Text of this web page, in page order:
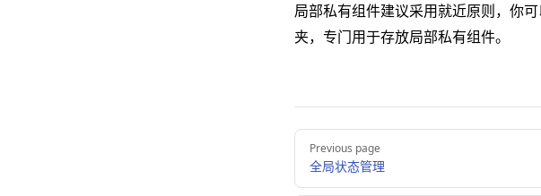
局部私有组件建议采用就近原则，你
夹，专门用于存放局部私有组件。
Pager
Previous page
全局状态管理